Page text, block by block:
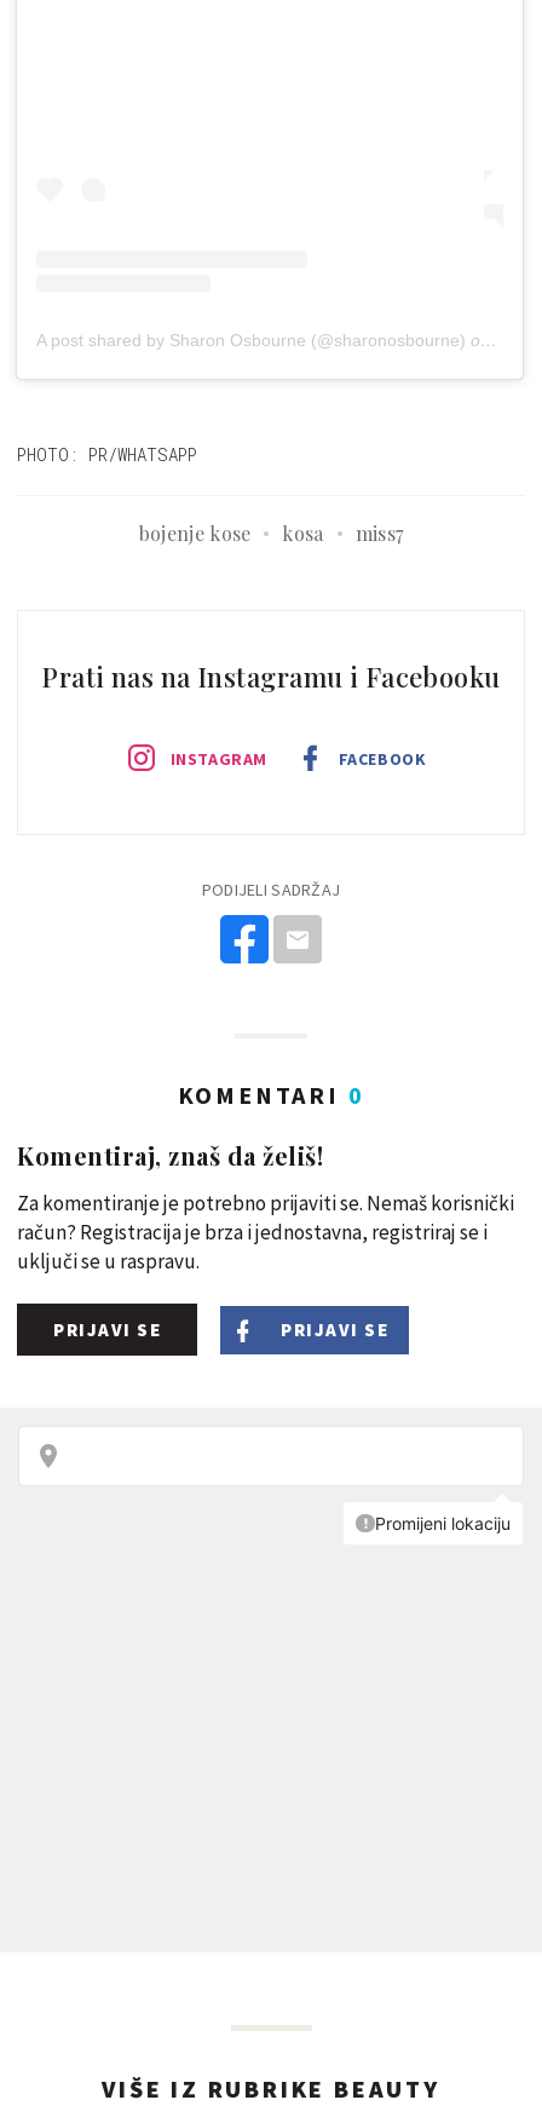
A post shared by Sharon Osbourne (@sharonosbourne) on
PHOTO: PR/WHATSAPP
bojenje kose kosa miss7
Prati nas na Instagramu i Facebooku
INSTAGRAM FACEBOOK
PODIJELI SADRŽAJ
KOMENTARI 0
Komentiraj, znaš da želiš!
Za komentiranje je potrebno prijaviti se. Nemaš korisnički
račun? Registracija je brza i jednostavna, registriraj se i
uključi se u raspravu.
PRIJAVI SE PRIJAVI SE
VIŠE IZ RUBRIKE BEAUTY